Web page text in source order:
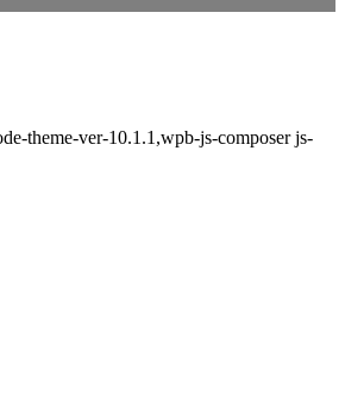
theme-ver-10.1.1,wpb-js-composer js-